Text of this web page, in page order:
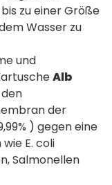
zu einer Größe
Wasser zu
und
Alb
der
) gegen eine
E. coli
Salmonellen